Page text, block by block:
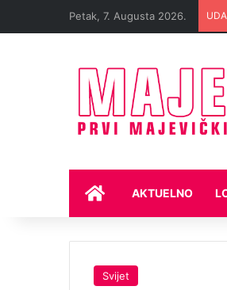
Petak, 7. Augusta 2026.
NASLOVNA
AKTUELNO
Svijet